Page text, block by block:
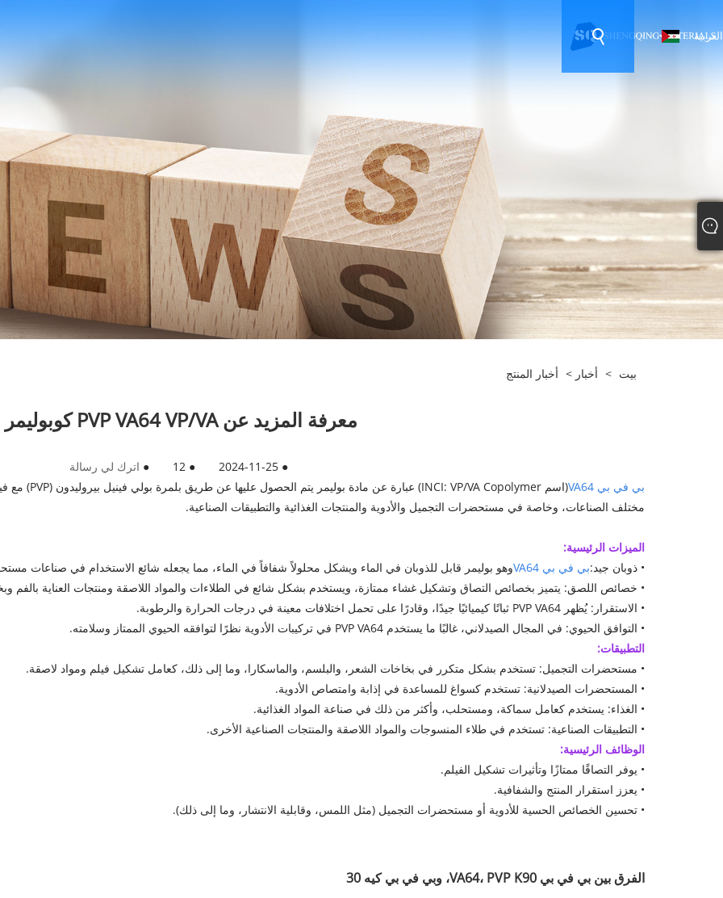
العربية
بيت > أخبار > أخبار المنتج
معرفة المزيد عن PVP VA64 VP/VA كوبوليمر
●
2024-11-25
●
12
● اترك لي رسالة
بي في بي VA64
مختلف الصناعات، وخاصة في مستحضرات التجميل والأدوية والمنتجات الغذائية والتطبيقات الصناعية.
الميزات الرئيسية:
• ذوبان جيد:بي في بي VA64
وهو بوليمر قابل للذوبان في الماء ويشكل محلولاً شفافاً في الماء، مما يجعله شائع الاستخدام في صناعات
• خصائص اللصق: يتميز بخصائص التصاق وتشكيل غشاء ممتازة، ويستخدم بشكل شائع في الطلاءات والمواد اللاصقة ومنتجات العناية بالفم
• الاستقرار: يُظهر PVP VA64 ثباتًا كيميائيًا جيدًا، وقادرًا على تحمل اختلافات معينة في درجات الحرارة والرطوبة.
• التوافق الحيوي: في المجال الصيدلاني، غالبًا ما يستخدم PVP VA64 في تركيبات الأدوية نظرًا لتوافقه الحيوي الممتاز وسلامته.
التطبيقات:
• مستحضرات التجميل: تستخدم بشكل متكرر في بخاخات الشعر، والبلسم، والماسكارا، وما إلى ذلك، كعامل تشكيل فيلم ومواد لاصقة.
• المستحضرات الصيدلانية: تستخدم كسواغ للمساعدة في إذابة وامتصاص الأدوية.
• الغذاء: يستخدم كعامل سماكة، ومستحلب، وأكثر من ذلك في صناعة المواد الغذائية.
• التطبيقات الصناعية: تستخدم في طلاء المنسوجات والمواد اللاصقة والمنتجات الصناعية الأخرى.
الوظائف الرئيسية:
• يوفر التصاقًا ممتازًا وتأثيرات تشكيل الفيلم.
• يعزز استقرار المنتج والشفافية.
• تحسين الخصائص الحسية للأدوية أو مستحضرات التجميل (مثل اللمس، وقابلية الانتشار، وما إلى ذلك).
الفرق بين بي في بي VA64، PVP K90، وبي في بي كيه 30